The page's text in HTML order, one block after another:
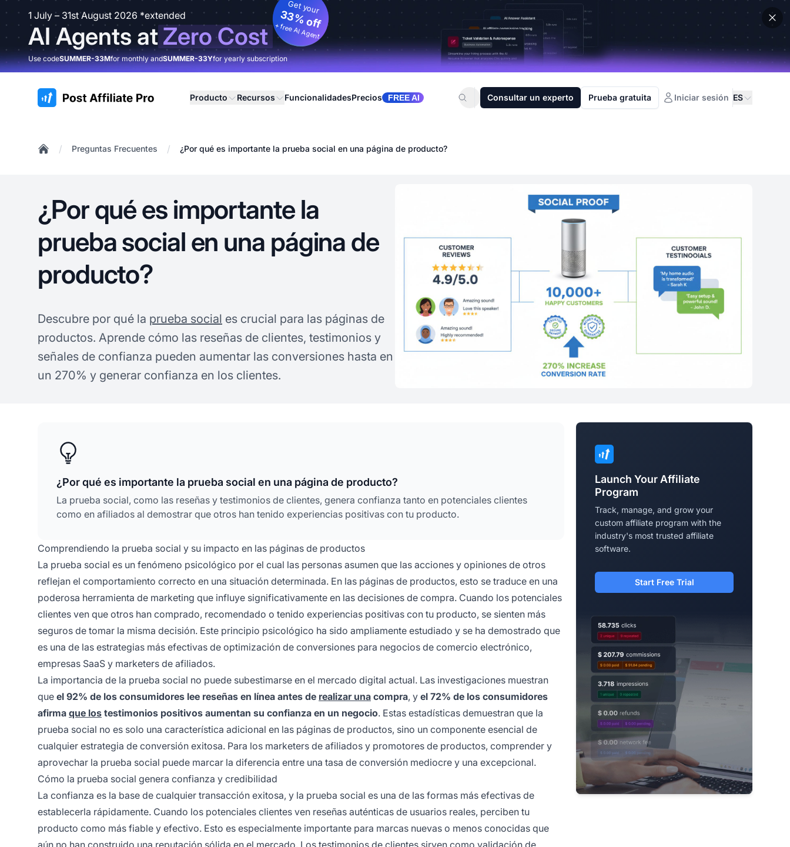
1 July – 31st August 2026 *extended
AI Agents atZero Cost
Get your
33% off
+ free AI Agent
Use codeSUMMER-33Mfor monthly andSUMMER-33Yfor yearly subscription
:site.title Producto Recursos FuncionalidadesPrecios FREE AI Consultar un experto Prueba gratuita Iniciar sesión ES
/ Preguntas Frecuentes / ¿Por qué es importante la prueba social en una página de producto?
¿Por qué es importante la
prueba social en una página de
producto?
Descubre por qué la prueba social es crucial para las páginas de
productos. Aprende cómo las reseñas de clientes, testimonios y
señales de confianza pueden aumentar las conversiones hasta en
un 270% y generar confianza en los clientes.
¿Por qué es importante la prueba social en una página de producto?
La prueba social, como las reseñas y testimonios de clientes, genera confianza tanto en potenciales clientes
como en afiliados al demostrar que otros han tenido experiencias positivas con tu producto.
Comprendiendo la prueba social y su impacto en las páginas de productos
La prueba social es un fenómeno psicológico por el cual las personas asumen que las acciones y opiniones de otros
reflejan el comportamiento correcto en una situación determinada. En las páginas de productos, esto se traduce en una
poderosa herramienta de marketing que influye significativamente en las decisiones de compra. Cuando los potenciales
clientes ven que otros han comprado, recomendado o tenido experiencias positivas con tu producto, se sienten más
seguros de tomar la misma decisión. Este principio psicológico ha sido ampliamente estudiado y se ha demostrado que
es una de las estrategias más efectivas de optimización de conversiones para negocios de comercio electrónico,
empresas SaaS y marketers de afiliados.
La importancia de la prueba social no puede subestimarse en el mercado digital actual. Las investigaciones muestran
que el 92% de los consumidores lee reseñas en línea antes de realizar una compra, y el 72% de los consumidores
afirma que los testimonios positivos aumentan su confianza en un negocio. Estas estadísticas demuestran que la
prueba social no es solo una característica adicional en las páginas de productos, sino un componente esencial de
cualquier estrategia de conversión exitosa. Para los marketers de afiliados y promotores de productos, comprender y
aprovechar la prueba social puede marcar la diferencia entre una tasa de conversión mediocre y una excepcional.
Cómo la prueba social genera confianza y credibilidad
La confianza es la base de cualquier transacción exitosa, y la prueba social es una de las formas más efectivas de
establecerla rápidamente. Cuando los potenciales clientes ven reseñas auténticas de usuarios reales, perciben tu
producto como más fiable y efectivo. Esto es especialmente importante para marcas nuevas o menos conocidas que
aún no han construido una reputación sólida en el mercado. Los testimonios de clientes sirven como validación de
Launch Your Affiliate
Program
Track, manage, and grow your
custom affiliate program with the
industry's most trusted affiliate
software.
Start Free Trial